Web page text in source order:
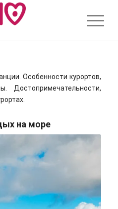
Особенности курортов,
Достопримечательности,
на море